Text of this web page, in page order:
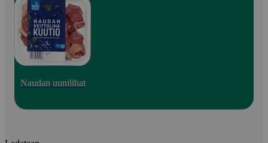
Naudan uunilihat